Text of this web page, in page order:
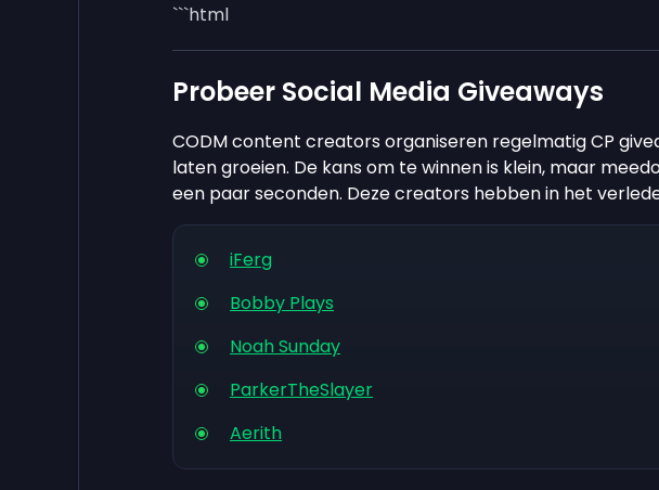
```html
Probeer Social Media Giveaways
CODM content creators organiseren regelmatig CP
laten groeien. De kans om te winnen is klein, maar
een paar seconden. Deze creators hebben in het
iFerg
Bobby Plays
Noah Sunday
ParkerTheSlayer
Aerith